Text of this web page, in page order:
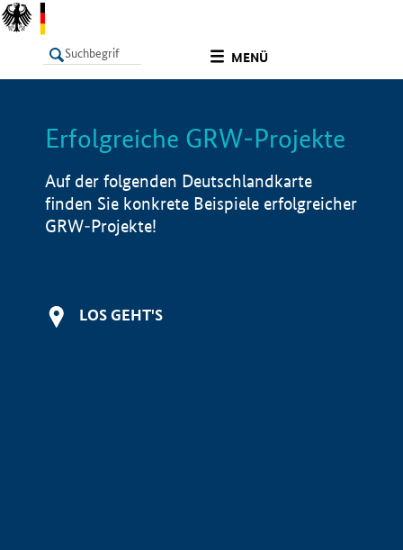
MENÜ
LISTE Info
Erfolgreiche GRW-Projekte
Auf der folgenden Deutschlandkarte
finden Sie konkrete Beispiele erfolgreicher
GRW-Projekte!
LOS GEHT'S